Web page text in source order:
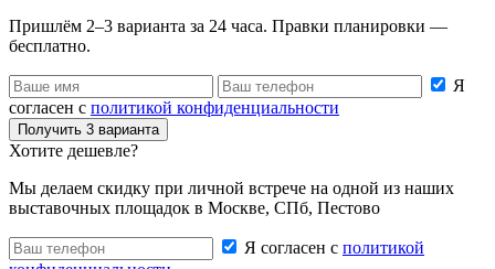
Пришлём 2–3 варианта за 24 часа. Правки планировки —
бесплатно.
Я
согласен с политикой конфиденциальности
Получить 3 варианта
Хотите дешевле?
Мы делаем скидку при личной встрече на одной из наших
выставочных площадок в Москве, СПб, Пестово
Я согласен с политикой